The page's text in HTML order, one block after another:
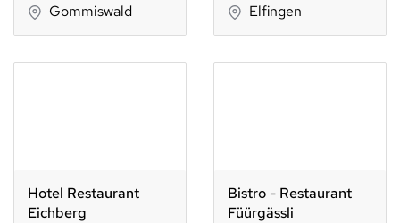
Gommiswald
Elfingen
Hotel Restaurant
Eichberg
Bistro - Restaurant
Füürgässli